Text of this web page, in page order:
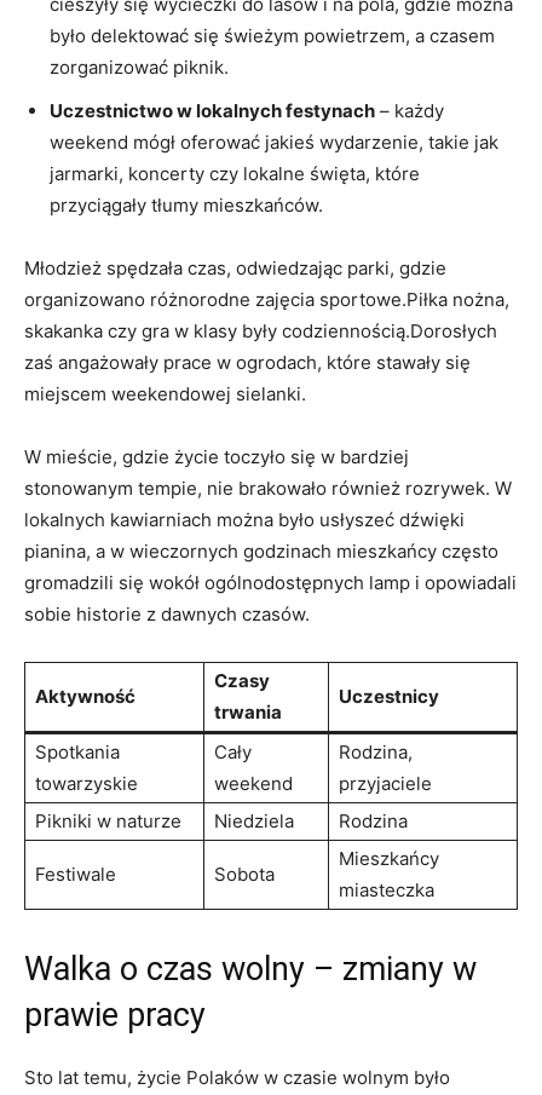
było⁢ delektować się świeżym⁢ powietrzem, a czasem
zorganizować piknik.
Uczestnictwo w lokalnych festynach – każdy
weekend mógł oferować jakieś wydarzenie, takie‍ jak
jarmarki, koncerty⁢ czy lokalne⁣ święta,‌ które
‌przyciągały tłumy mieszkańców.
Młodzież spędzała czas, odwiedzając ​parki, gdzie
organizowano ⁤różnorodne zajęcia sportowe.Piłka nożna,
skakanka​ czy gra w klasy były codziennością.Dorosłych
zaś angażowały prace ‍w ogrodach, które stawały się ​
miejscem weekendowej sielanki.
W mieście, gdzie ‌życie toczyło się w bardziej
stonowanym tempie,⁤ nie brakowało również rozrywek.⁣ W
lokalnych ⁤kawiarniach można było usłyszeć dźwięki
pianina, a w wieczornych godzinach mieszkańcy często⁣
gromadzili się ⁢wokół ogólnodostępnych lamp i opowiadali
sobie historie z dawnych czasów.
Aktywność
Czasy
trwania
Uczestnicy
Spotkania
⁢towarzyskie
Cały
weekend
Rodzina,‍
przyjaciele
Pikniki w naturze
Niedziela Rodzina
Festiwale Sobota
Mieszkańcy
miasteczka
Walka o czas wolny‍ – zmiany w
prawie pracy
Sto‍ lat temu, życie Polaków w czasie wolnym było